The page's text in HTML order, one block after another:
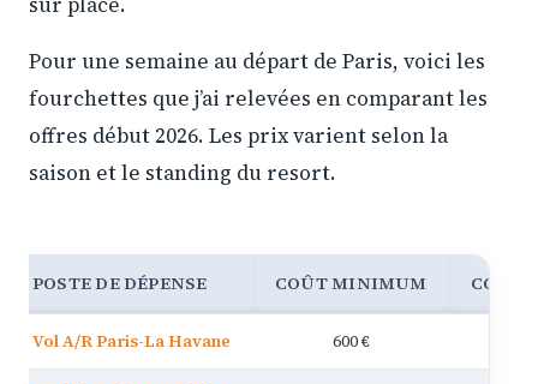
Pour une semaine au départ de Paris, voici les
fourchettes que j’ai relevées en comparant les
offres début 2026. Les prix varient selon la
saison et le standing du resort.
POSTE DE DÉPENSE COÛT MINIMUM COÛT
Vol A/R Paris-La Havane 600 €